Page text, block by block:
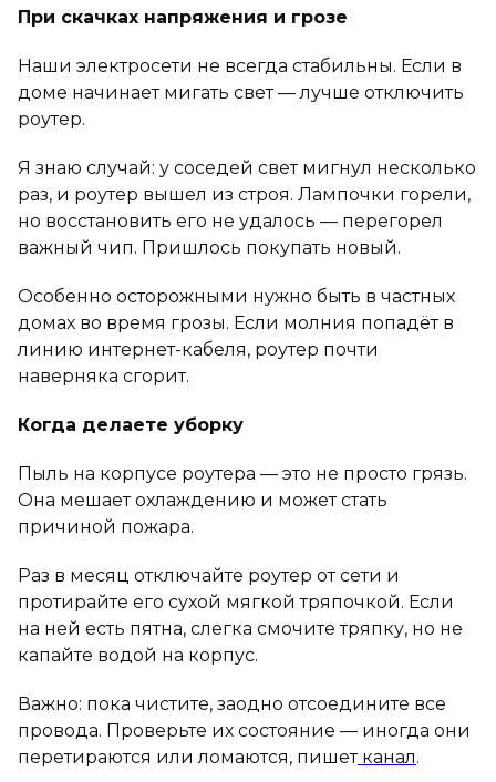
При скачках напряжения и грозе
Наши электросети не всегда стабильны. Если в
доме начинает мигать свет — лучше отключить
роутер.
Я знаю случай: у соседей свет мигнул несколько
раз, и роутер вышел из строя. Лампочки горели,
но восстановить его не удалось — перегорел
важный чип. Пришлось покупать новый.
Особенно осторожными нужно быть в частных
домах во время грозы. Если молния попадёт в
линию интернет-кабеля, роутер почти
наверняка сгорит.
Когда делаете уборку
Пыль на корпусе роутера — это не просто грязь.
Она мешает охлаждению и может стать
причиной пожара.
Раз в месяц отключайте роутер от сети и
протирайте его сухой мягкой тряпочкой. Если
на ней есть пятна, слегка смочите тряпку, но не
капайте водой на корпус.
Важно: пока чистите, заодно отсоедините все
провода. Проверьте их состояние — иногда они
перетираются или ломаются, пишетканал.